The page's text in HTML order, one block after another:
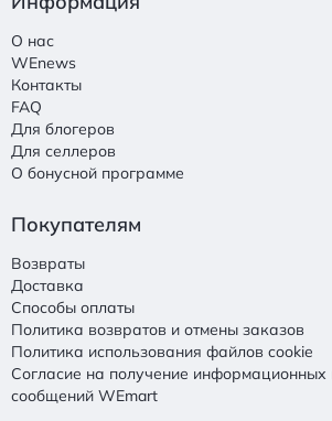
О нас
WEnews
Контакты
FAQ
Для блогеров
Для селлеров
О бонусной программе
Покупателям
Возвраты
Доставка
Способы оплаты
Политика возвратов и отмены заказов
Политика использования файлов cookie
Согласие на получение
сообщений WEmart